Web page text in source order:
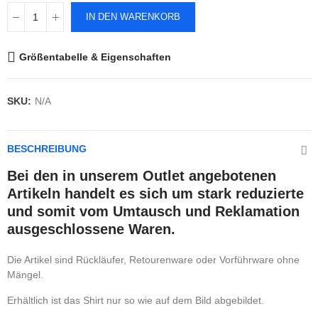
IN DEN WARENKORB
Größentabelle & Eigenschaften
SKU: N/A
BESCHREIBUNG
Bei den in unserem Outlet angebotenen
Artikeln handelt es sich um stark reduzierte
und somit vom Umtausch und Reklamation
ausgeschlossene Waren.
Die Artikel sind Rückläufer, Retourenware oder Vorführware ohne
Mängel.
Erhältlich ist das Shirt nur so wie auf dem Bild abgebildet.